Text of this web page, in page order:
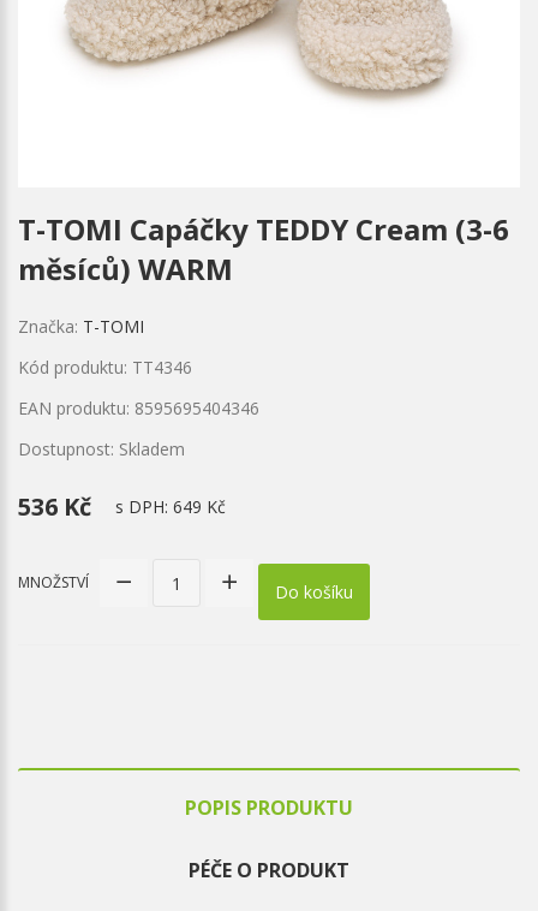
T-TOMI Capáčky TEDDY Cream (3-6
měsíců) WARM
Značka: T-TOMI
Kód produktu: TT4346
EAN produktu: 8595695404346
Dostupnost: Skladem
536 Kč s DPH: 649 Kč
MNOŽSTVÍ Do košíku
POPIS PRODUKTU
PÉČE O PRODUKT